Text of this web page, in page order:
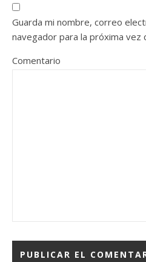
Guarda mi nombre, correo
navegador para la próxima vez
Comentario